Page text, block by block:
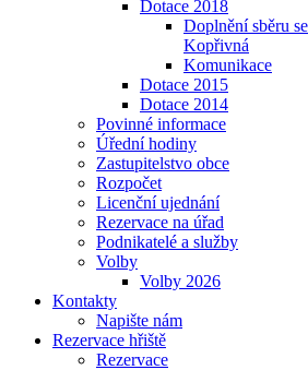
Dotace 2018
Doplnění sběru
Kopřivná
Komunikace
Dotace 2015
Dotace 2014
Povinné informace
Úřední hodiny
Zastupitelstvo obce
Rozpočet
Licenční ujednání
Rezervace na úřad
Podnikatelé a služby
Volby
Volby 2026
Kontakty
Napište nám
Rezervace hřiště
Rezervace